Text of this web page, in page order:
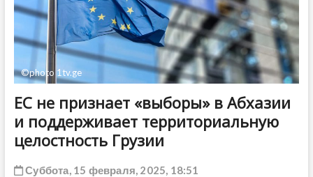
©photo 1tv.ge
ЕС не признает «выборы» в Абхазии
и поддерживает территориальную
целостность Грузии
Суббота, 15 февраля, 2025, 18:51